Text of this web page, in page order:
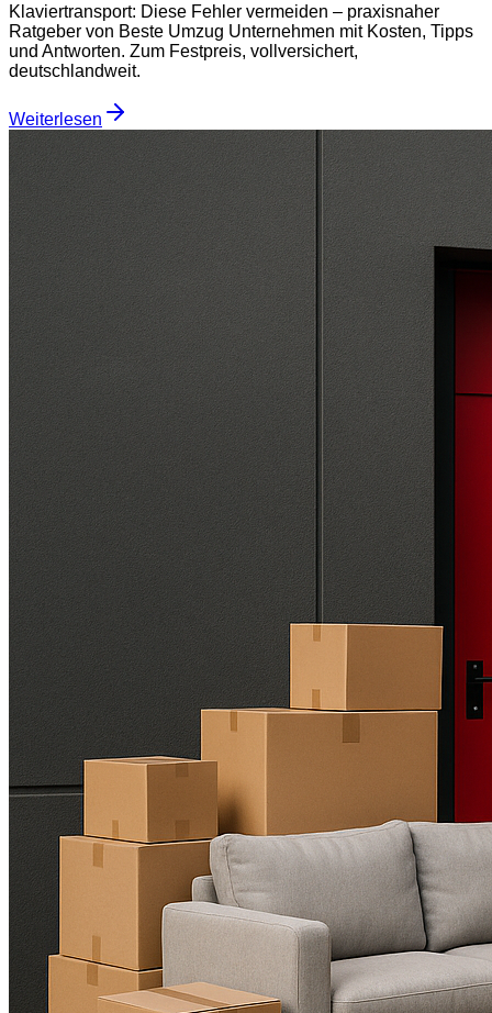
Klaviertransport: Diese Fehler vermeiden – praxisnaher
Ratgeber von Beste Umzug Unternehmen mit Kosten, Tipps
und Antworten. Zum Festpreis, vollversichert,
deutschlandweit.
Weiterlesen